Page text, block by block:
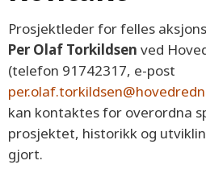
Prosjektleder for felles
Per Olaf Torkildsen ved
(telefon 91742317, e-post
kan kontaktes for overordna
prosjektet, historikk og
gjort.